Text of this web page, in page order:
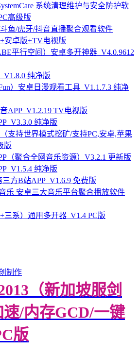
系统清理维护与安全防护软
高级版
鱼/虎牙/抖音直播聚合观看软件
+安卓版+TV电视版
平行空间）安卓多开神器_V4.0.9612
纯净版
）安卓日漫观看工具_V1.1.7.3 纯净
APP_V1.2.19 TV电视版
纯净版
支持世界模式挖矿/支持PC,安卓,苹果
版
（聚合全网音乐资源）V3.2.1 更新版
纯净版
方B站APP_V1.6.9 免费版
乐 安卓三大音乐平台聚合播放软件
三系）通用多开器_V1.4 PC版
制作
（新加坡服剑
/内存GCD/一键
版